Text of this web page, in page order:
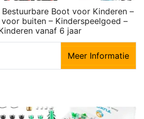
Boot voor Kinderen –
buiten – Kinderspeelgoed –
vanaf 6 jaar
Meer Informatie